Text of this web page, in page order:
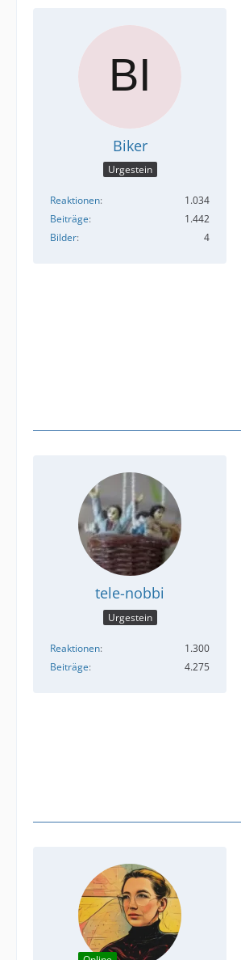
Biker
Urgestein
Reaktionen
1.034
Beiträge
1.442
Bilder
4
tele-nobbi
Urgestein
Reaktionen
1.300
Beiträge
4.275